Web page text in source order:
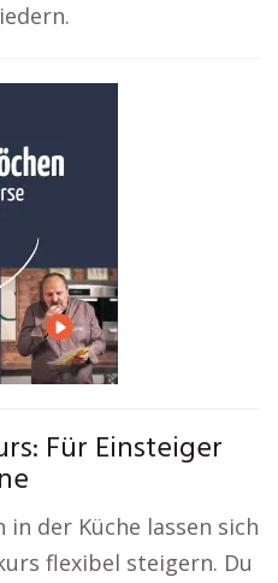
Für Einsteiger
in der Küche lassen sich
flexibel steigern. Du